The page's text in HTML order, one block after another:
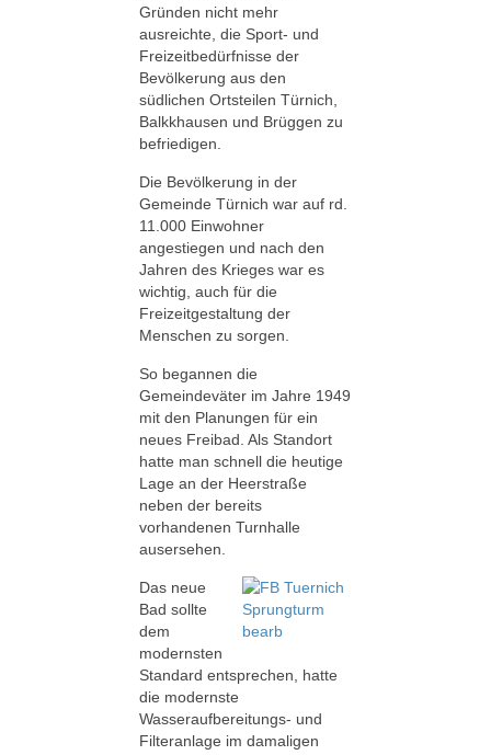
Gründen nicht mehr
ausreichte, die Sport- und
Freizeitbedürfnisse der
Bevölkerung aus den
südlichen Ortsteilen Türnich,
Balkkhausen und Brüggen zu
befriedigen.
Die Bevölkerung in der
Gemeinde Türnich war auf rd.
11.000 Einwohner
angestiegen und nach den
Jahren des Krieges war es
wichtig, auch für die
Freizeitgestaltung der
Menschen zu sorgen.
So begannen die
Gemeindeväter im Jahre 1949
mit den Planungen für ein
neues Freibad. Als Standort
hatte man schnell die heutige
Lage an der Heerstraße
neben der bereits
vorhandenen Turnhalle
ausersehen.
Das neue
Bad sollte
dem
modernsten
Standard entsprechen, hatte
die modernste
Wasseraufbereitungs- und
Filteranlage im damaligen